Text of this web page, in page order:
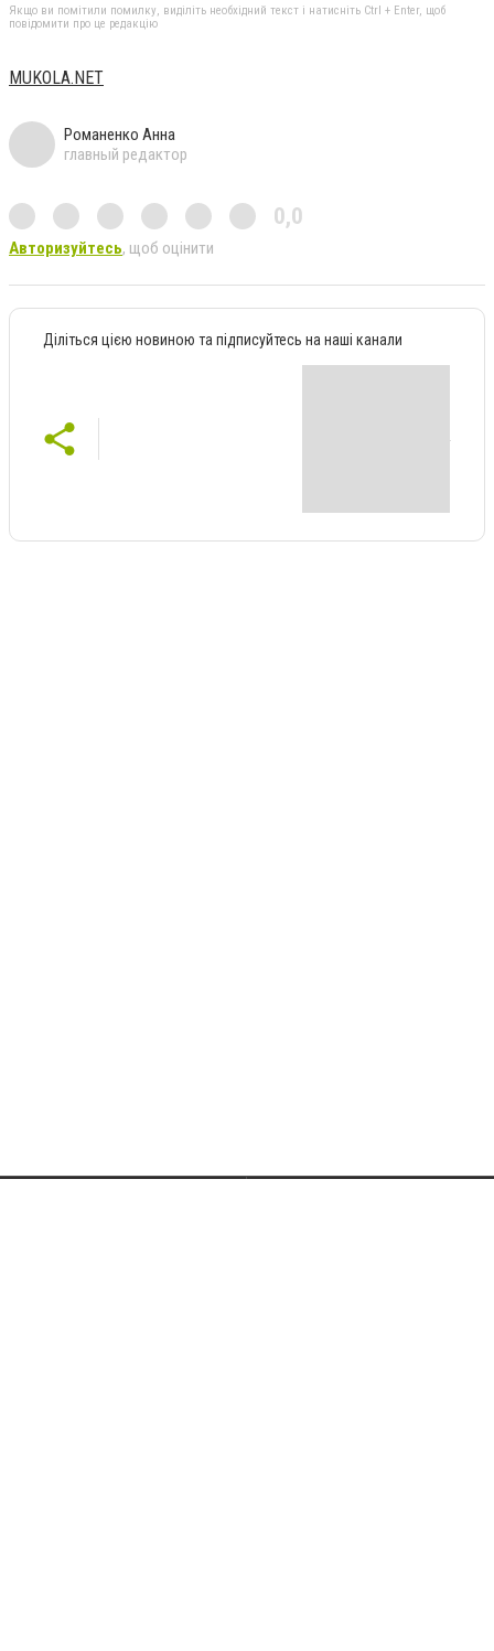
Якщо ви помітили помилку, виділіть необхідний текст і натисніть Ctrl + Enter, щоб
повідомити про це редакцію
МUKOLA.NET
Романенко Анна
главный редактор
0,0
Авторизуйтесь, щоб оцінити
Діліться цією новиною та підписуйтесь на наші канали